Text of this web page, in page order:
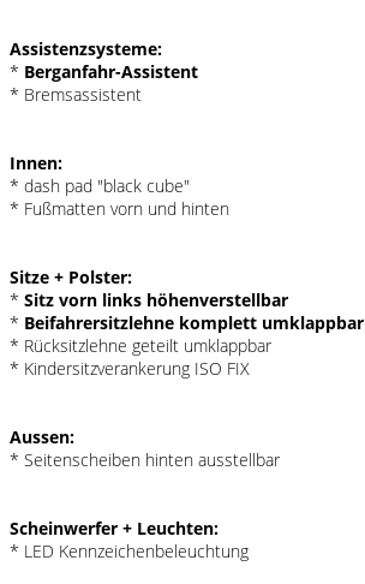
Assistenzsysteme:
* Berganfahr-Assistent
* Bremsassistent
Innen:
* dash pad "black cube"
* Fußmatten vorn und hinten
Sitze + Polster:
* Sitz vorn links höhenverstellbar
* Beifahrersitzlehne komplett umklappbar
* Rücksitzlehne geteilt umklappbar
* Kindersitzverankerung ISO FIX
Aussen:
* Seitenscheiben hinten ausstellbar
Scheinwerfer + Leuchten:
* LED Kennzeichenbeleuchtung